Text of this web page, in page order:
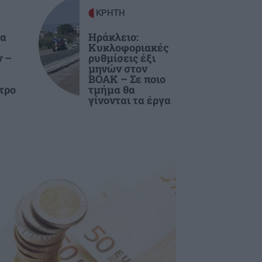
–
ΚΡΗΤΗ
Ηράκλειο:
Κυκλοφοριακές
ρυθμίσεις έξι
μηνών στον
ΒΟΑΚ – Σε ποιο
τμήμα θα
γίνονται τα έργα